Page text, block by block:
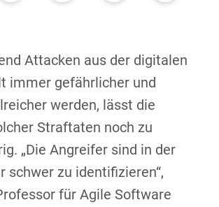
Attacken aus der digitalen
immer gefährlicher und
werden, lässt die
Straftaten noch zu
„Die Angreifer sind in der
schwer zu identifizieren“,
für Agile Software